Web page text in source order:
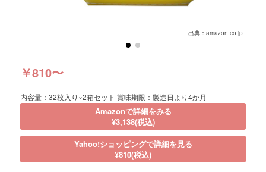
出典：amazon.co.jp
￥810〜
内容量：32枚入り×2箱セット 賞味期限：製造日より4か月
Amazonで詳細をみる
¥3,138(税込)
Yahoo!ショッピングで詳細を見る
¥810(税込)